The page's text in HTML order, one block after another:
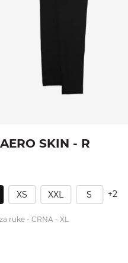
SKIN - R
XS XXL S +2
ruke - CRNA - XL